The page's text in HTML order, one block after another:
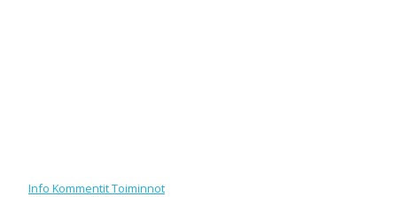
Info KommentitToiminnot